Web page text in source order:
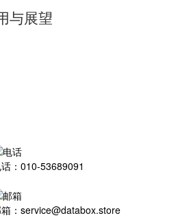
与展望
：010-53689091
：service@databox.store